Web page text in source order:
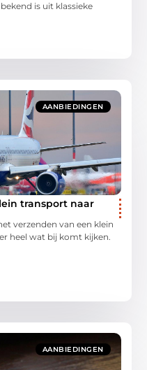
is uit klassieke
AANBIEDINGEN
transport naar
verzenden van een klein
heel wat bij komt kijken.
AANBIEDINGEN